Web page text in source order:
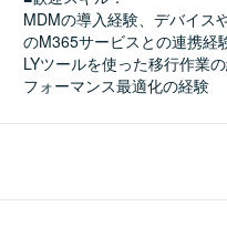
MDMの導入経験、デバイス
のM365サービスとの連携経
LYツールを使った移行作業
フォーマンス最適化の経験